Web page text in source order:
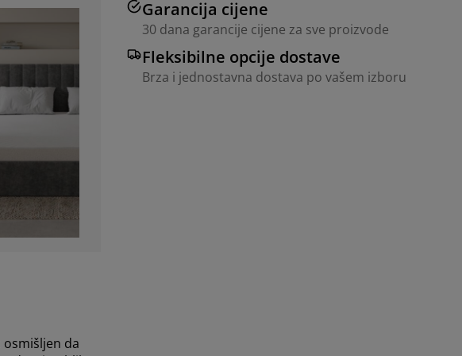
Garancija cijene
30 dana garancije cijene za sve proizvode
Fleksibilne opcije dostave
Brza i jednostavna dostava po vašem izboru
osmišljen da